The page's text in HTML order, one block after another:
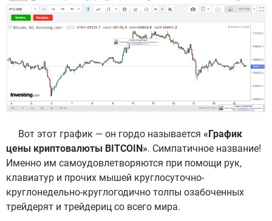
Вот этот график — он гордо называется «График
цены криптовалюты BITCOIN». Симпатичное название!
Именно им самоудовлетворяются при помощи рук,
клавиатур и прочих мышей круглосуточно-
круглонедельно-круглогодично толпы озабоченных
трейдерят и трейдериц со всего мира.